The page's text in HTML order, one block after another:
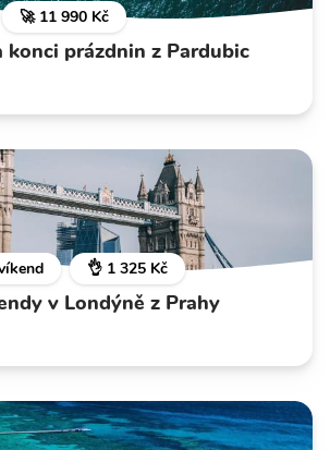
🚀 11 990 Kč
konci prázdnin z Pardubic
👌 1 325 Kč
v Londýně z Prahy